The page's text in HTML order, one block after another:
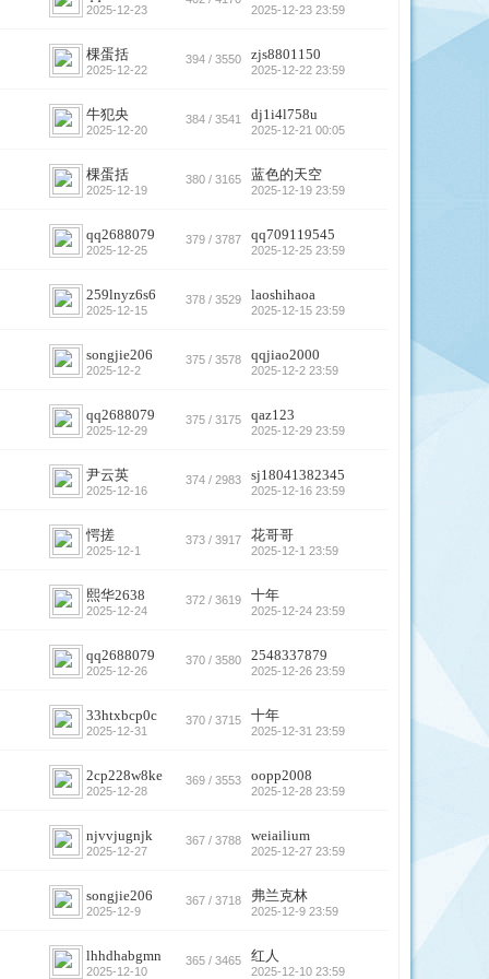
2025-12-23 2025-12-23 23:59
棵蛋括
2025-12-22
394 / 3550 zjs8801150
2025-12-22 23:59
牛犯央
2025-12-20
384 / 3541 dj1i4l758u
2025-12-21 00:05
棵蛋括
2025-12-19
380 / 3165 蓝色的天空
2025-12-19 23:59
qq2688079
2025-12-25
379 / 3787 qq709119545
2025-12-25 23:59
259lnyz6s6
2025-12-15
378 / 3529 laoshihaoa
2025-12-15 23:59
songjie206
2025-12-2
375 / 3578 qqjiao2000
2025-12-2 23:59
qq2688079
2025-12-29
375 / 3175 qaz123
2025-12-29 23:59
尹云英
2025-12-16
374 / 2983 sj18041382345
2025-12-16 23:59
愕搓
2025-12-1
373 / 3917 花哥哥
2025-12-1 23:59
熙华2638
2025-12-24
372 / 3619 十年
2025-12-24 23:59
qq2688079
2025-12-26
370 / 3580 2548337879
2025-12-26 23:59
33htxbcp0c
2025-12-31
370 / 3715 十年
2025-12-31 23:59
2cp228w8ke
2025-12-28
369 / 3553 oopp2008
2025-12-28 23:59
njvvjugnjk
2025-12-27
367 / 3788 weiailium
2025-12-27 23:59
songjie206
2025-12-9
367 / 3718 弗兰克林
2025-12-9 23:59
lhhdhabgmn
2025-12-10
365 / 3465 红人
2025-12-10 23:59